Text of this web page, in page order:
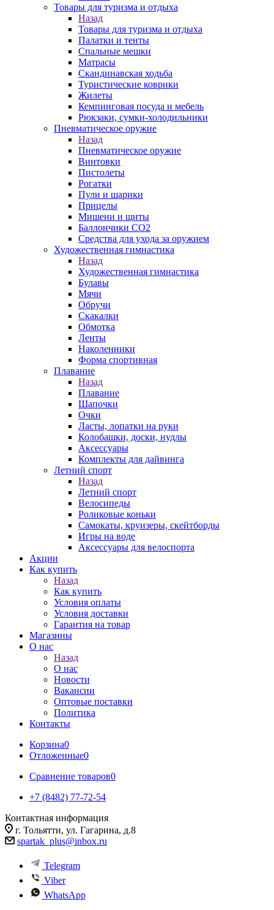
Товары для туризма и отдыха
Назад
Товары для туризма и отдыха
Палатки и тенты
Спальные мешки
Матрасы
Скандинавская ходьба
Туристические коврики
Жилеты
Кемпинговая посуда и мебель
Рюкзаки, сумки-холодильники
Пневматическое оружие
Назад
Пневматическое оружие
Винтовки
Пистолеты
Рогатки
Пули и шарики
Прицелы
Мишени и щиты
Баллончики CO2
Средства для ухода за оружием
Художественная гимнастика
Назад
Художественная гимнастика
Булавы
Мячи
Обручи
Скакалки
Обмотка
Ленты
Наколенники
Форма спортивная
Плавание
Назад
Плавание
Шапочки
Очки
Ласты, лопатки на руки
Колобашки, доски, нудлы
Аксессуары
Комплекты для дайвинга
Летний спорт
Назад
Летний спорт
Велосипеды
Роликовые коньки
Самокаты, круизеры, скейтборды
Игры на воде
Аксессуары для велоспорта
Акции
Как купить
Назад
Как купить
Условия оплаты
Условия доставки
Гарантия на товар
Магазины
О нас
Назад
О нас
Новости
Вакансии
Оптовые поставки
Политика
Контакты
Корзина0
Отложенные0
Сравнение товаров0
+7 (8482) 77-72-54
Контактная информация
г. Тольятти, ул. Гагарина, д.8
spartak_plus@inbox.ru
Telegram
Viber
WhatsApp